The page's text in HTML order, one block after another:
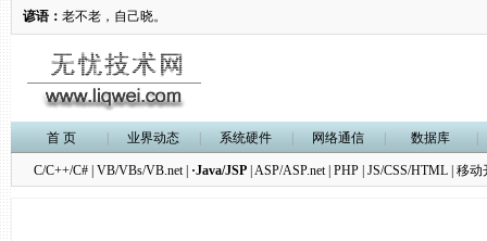
谚语： 老不老，自己晓。
首 页 业界动态 系统硬件 网络通信 数据库
C/C++/C# VB/VBs/VB.net| ·Java/JSP ASP/ASP.net| PHP JS/CSS/HTML 移动